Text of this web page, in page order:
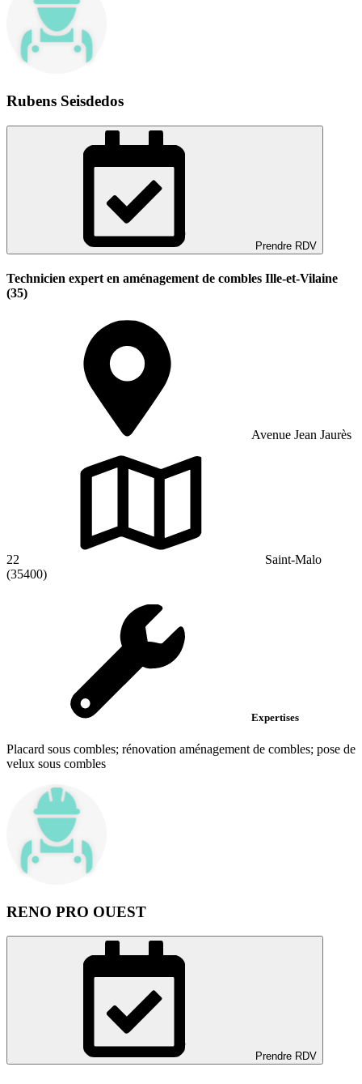
Rubens Seisdedos
Prendre RDV
Technicien expert en aménagement de combles Ille-et-Vilaine
(35)
Avenue Jean Jaurès
22
Saint-Malo
(35400)
Expertises
Placard sous combles; rénovation aménagement de combles; pose de
velux sous combles
RENO PRO OUEST
Prendre RDV